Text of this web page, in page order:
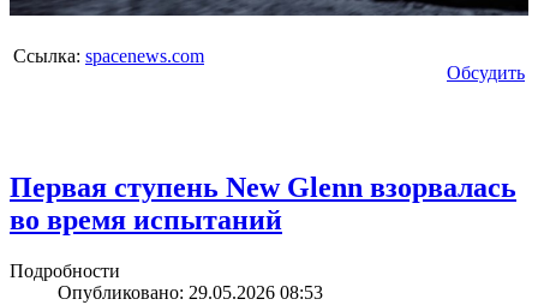
Ссылка: spacenews.com
Обсудить
Первая ступень New Glenn взорвалась
во время испытаний
Подробности
Опубликовано: 29.05.2026 08:53